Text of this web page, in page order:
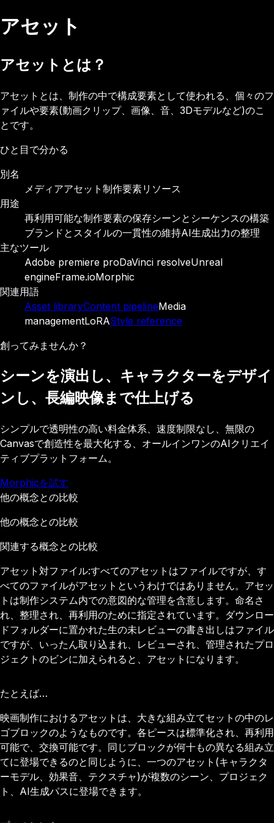
アセット
アセットとは？
アセットとは、制作の中で構成要素として使われる、個々のフ
ァイルや要素(動画クリップ、画像、音、3Dモデルなど)のこ
とです。
ひと目で分かる
別名
メディアアセット 制作要素リソース
用途
再利用可能な制作要素の保存シーンとシーケンスの構築
ブランドとスタイルの一貫性の維持AI生成出力の整理
主なツール
Adobe premiere proDaVinci resolveUnreal
engineFrame.ioMorphic
関連用語
Asset libraryContent pipelineMedia
managementLoRAStyle reference
創ってみませんか？
シーンを演出し、キャラクターをデザイ
ンし、長編映像まで仕上げる
シンプルで透明性の高い料金体系、速度制限なし、無限の
Canvasで創造性を最大化する、オールインワンのAIクリエイ
ティブプラットフォーム。
Morphicを試す
他の概念との比較
他の概念との比較
関連する概念との比較
アセット対ファイル:すべてのアセットはファイルですが、す
べてのファイルがアセットというわけではありません。アセッ
トは制作システム内での意図的な管理を含意します。命名さ
れ、整理され、再利用のために指定されています。ダウンロー
ドフォルダーに置かれた生の未レビューの書き出しはファイル
ですが、いったん取り込まれ、レビューされ、管理されたプロ
ジェクトのビンに加えられると、アセットになります。
たとえば…
映画制作におけるアセットは、大きな組み立てセットの中のレ
ゴブロックのようなものです。各ピースは標準化され、再利用
可能で、交換可能です。同じブロックが何十もの異なる組み立
てに登場できるのと同じように、一つのアセット(キャラクタ
ーモデル、効果音、テクスチャ)が複数のシーン、プロジェク
ト、AI生成パスに登場できます。